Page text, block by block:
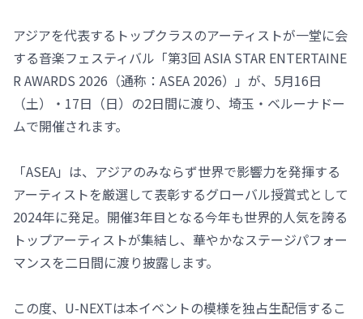
アジアを代表するトップクラスのアーティストが一堂に会
する音楽フェスティバル「第3回 ASIA STAR ENTERTAINE
R AWARDS 2026（通称：ASEA 2026）」が、5月16日
（土）・17日（日）の2日間に渡り、埼玉・ベルーナドー
ムで開催されます。
「ASEA」は、アジアのみならず世界で影響力を発揮する
アーティストを厳選して表彰するグローバル授賞式として
2024年に発足。開催3年目となる今年も世界的人気を誇る
トップアーティストが集結し、華やかなステージパフォー
マンスを二日間に渡り披露します。
この度、U-NEXTは本イベントの模様を独占生配信するこ